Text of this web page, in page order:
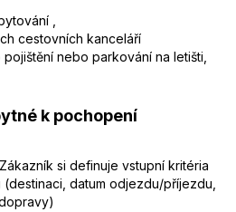
,
cestovních kanceláří
nebo parkování na letišti,
k pochopení
si definuje vstupní kritéria
datum odjezdu/příjezdu,